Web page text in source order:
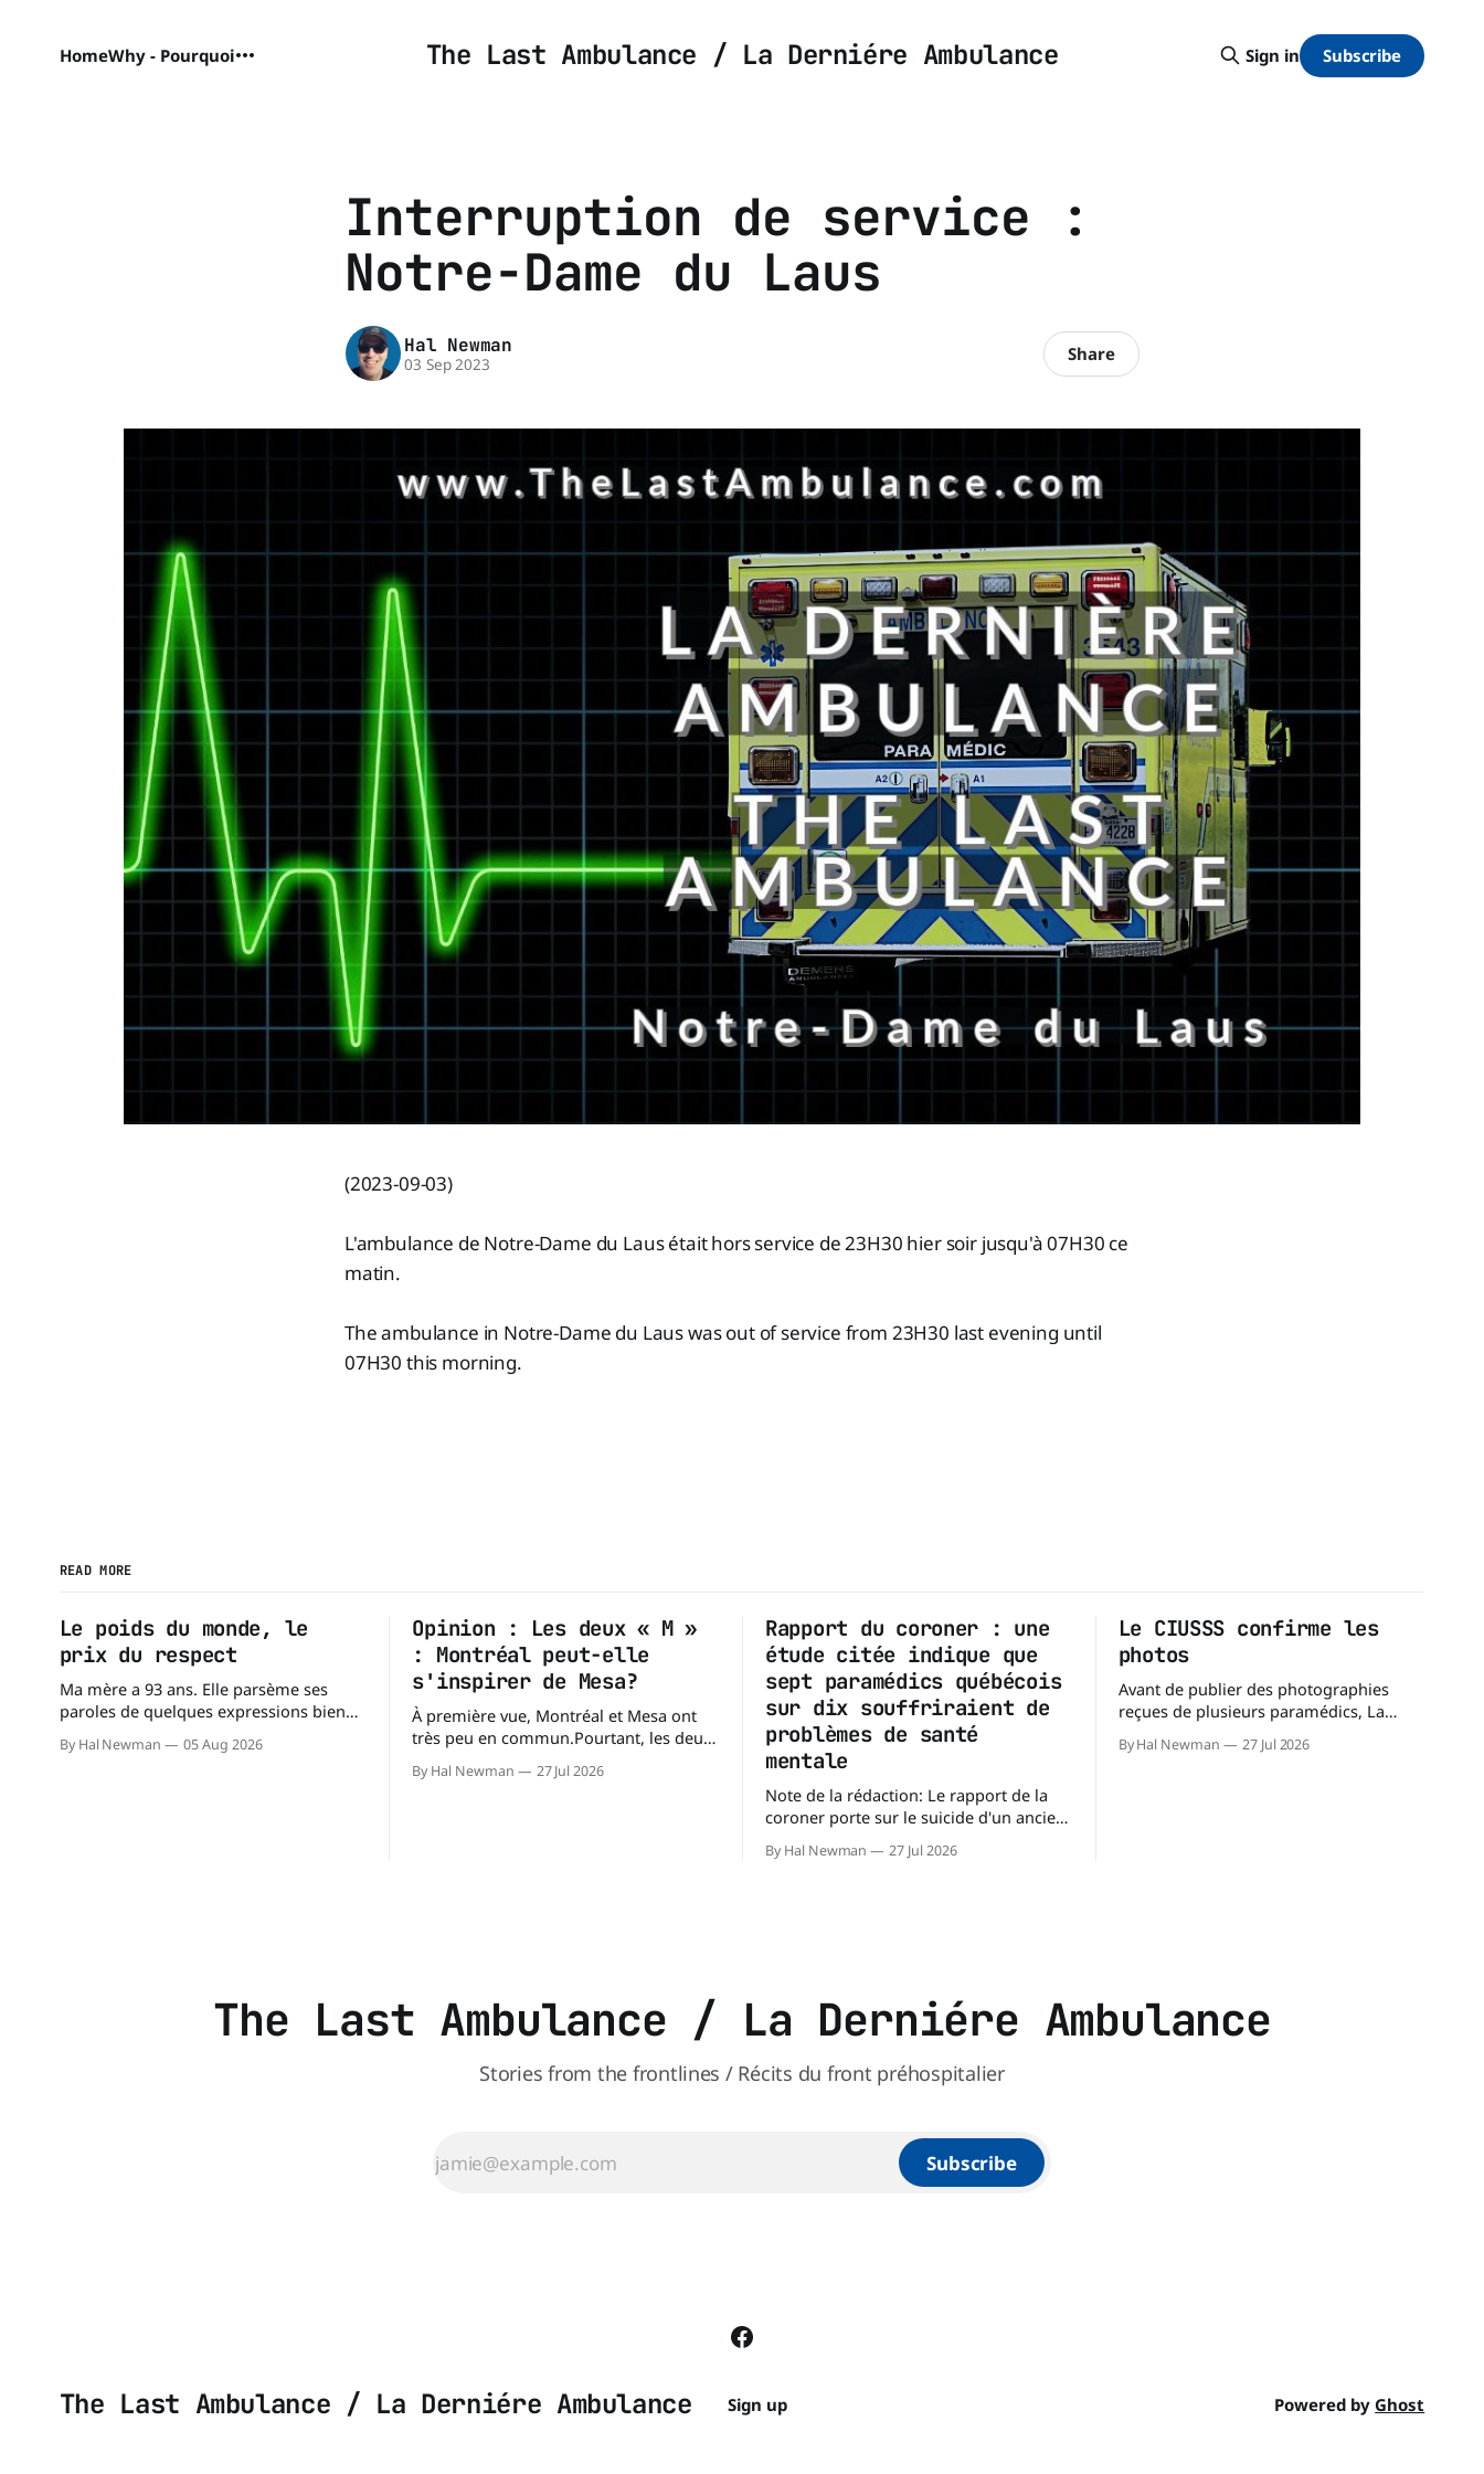
The Last Ambulance / La Derniére Ambulance
HomeWhy - Pourquoi Sign in Subscribe
Interruption de service :
Notre-Dame du Laus
Hal Newman
03 Sep 2023 Share
(2023-09-03)
L'ambulance de Notre-Dame du Laus était hors service de 23H30 hier soir jusqu'à 07H30 ce
matin.
The ambulance in Notre-Dame du Laus was out of service from 23H30 last evening until
07H30 this morning.
READ MORE
Le poids du monde, le
prix du respect
Ma mère a 93 ans. Elle parsème ses
paroles de quelques expressions bien
choisies. L'une de mes préférées est : «
À chacun son mishegoss. » Mishegoss
By Hal Newman 05 Aug 2026
Opinion : Les deux « M »
: Montréal peut-elle
s'inspirer de Mesa?
À première vue, Montréal et Mesa ont
très peu en commun.Pourtant, les deux
villes occupent des territoires
comparables. Mesa, en Arizona, couvre
By Hal Newman 27 Jul 2026
Rapport du coroner : une
étude citée indique que
sept paramédics québécois
sur dix souffriraient de
problèmes de santé
mentale
Note de la rédaction: Le rapport de la
coroner porte sur le suicide d'un ancien
paramédic. Toutefois, au-delà des
circonstances ayant mené à cette
By Hal Newman 27 Jul 2026
Le CIUSSS confirme les
photos
Avant de publier des photographies
reçues de plusieurs paramédics, La
Dernière Ambulance a demandé au
CIUSSS du Nord-de-l'Île-de-Montréal de
By Hal Newman 27 Jul 2026
The Last Ambulance / La Derniére Ambulance
Stories from the frontlines / Récits du front préhospitalier
Subscribe
The Last Ambulance / La Derniére Ambulance Sign up Powered by Ghost